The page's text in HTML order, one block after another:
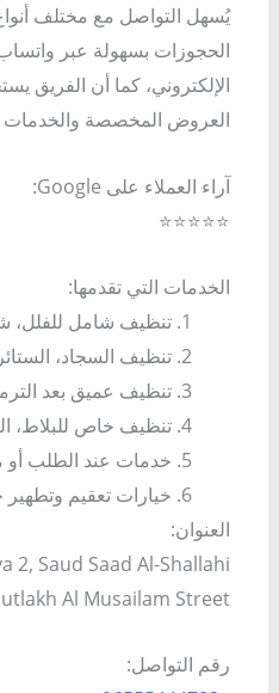
يُسهل التواصل مع مختلف أنواع
الحجوزات بسهولة عبر واتساب،
الإلكتروني، كما أن الفريق
العروض المخصصة والخدمات
آراء العملاء على Google:
⭐⭐⭐⭐⭐
الخدمات التي تقدمها:
تنظيف شامل للفلل،
تنظيف السجاد،
تنظيف عميق بعد الترميم
تنظيف خاص للبلاط،
خدمات عند الطلب أو
خيارات تعقيم
العنوان:
2, Saud Saad Al-Shallahi
Al Musailam Street
رقم التواصل: